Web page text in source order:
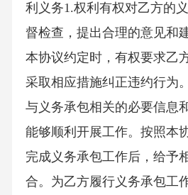
利义务1.权利有权对乙方的
督检查，提出合理的意见和
本协议约定时，有权要求乙
采取相应措施纠正违约行为
与义务承包相关的必要信息
能够顺利开展工作。按照本
完成义务承包工作后，给予
合。为乙方履行义务承包工